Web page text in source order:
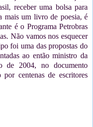
receber uma bolsa para
mais um livro de poesia, é
é o Programa Petrobras
Não vamos nos esquecer
foi uma das propostas do
ao então ministro da
de 2004, no documento
centenas de escritores